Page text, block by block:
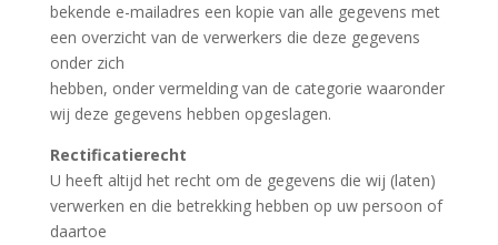
bekende e-mailadres een kopie van alle gegevens met
een overzicht van de verwerkers die deze gegevens
onder zich
hebben, onder vermelding van de categorie waaronder
wij deze gegevens hebben opgeslagen.
Rectificatierecht
U heeft altijd het recht om de gegevens die wij (laten)
verwerken en die betrekking hebben op uw persoon of
daartoe